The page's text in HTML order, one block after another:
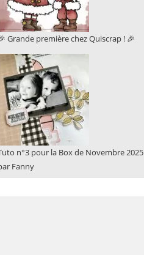
Grande première chez Quiscrap ! 🎉
n°3 pour la Box de Novembre 2025
Fanny